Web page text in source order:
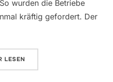
wurden die Betriebe
kräftig gefordert. Der
ÜBER „HÜTTENTAGUNG
LESEN